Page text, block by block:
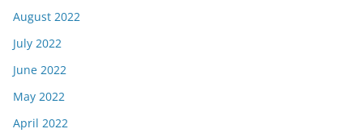
August 2022
July 2022
June 2022
May 2022
April 2022